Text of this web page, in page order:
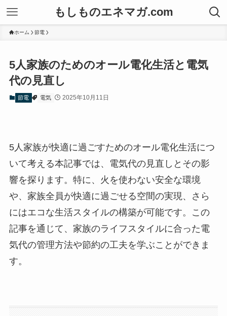
もしものエネマガ.com
ホーム 節電
5人家族のためのオール電化生活と電気
代の見直し
節電 電気 2025年10月11日
5人家族が快適に過ごすためのオール電化生活につ
いて考える本記事では、電気代の見直しとその影
響を探ります。特に、火を使わない安全な環境
や、家族全員が快適に過ごせる空間の実現、さら
にはエコな生活スタイルの構築が可能です。この
記事を通じて、家族のライフスタイルに合った電
気代の管理方法や節約の工夫を学ぶことができま
す。